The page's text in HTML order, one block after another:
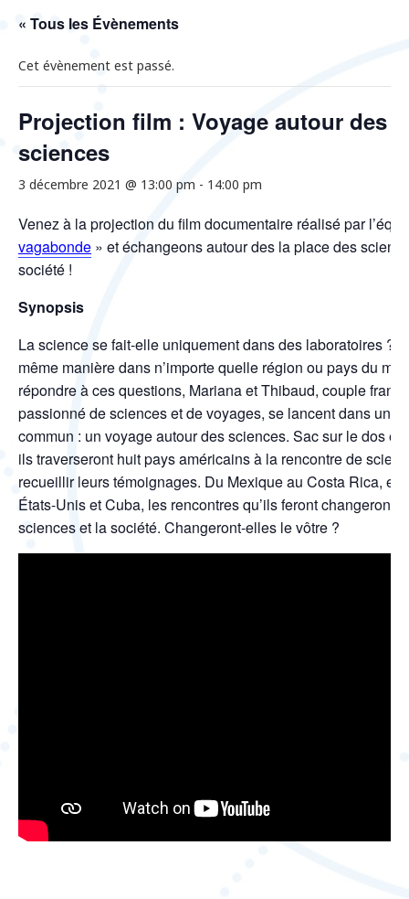
« Tous les Évènements
Cet évènement est passé.
Projection film : Voyage autour des
sciences
3 décembre 2021 @ 13:00 pm - 14:00 pm
Venez à la projection du film documentaire réalisé par
vagabonde » et échangeons autour des la place des
société !
Synopsis
La science se fait-elle uniquement dans des laboratoires ?
même manière dans n’importe quelle région ou pays du
répondre à ces questions, Mariana et Thibaud, couple
passionné de sciences et de voyages, se lancent dans une
commun : un voyage autour des sciences. Sac sur le dos et
ils traverseront huit pays américains à la rencontre de
recueillir leurs témoignages. Du Mexique au Costa Rica, en
États-Unis et Cuba, les rencontres qu’ils feront changeront
sciences et la société. Changeront-elles le vôtre ?